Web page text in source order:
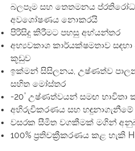
බලපෑම සහ තෙතමනය
අවශෝෂණය නොකරයි
පිරිසිදු කිරීමට පහසු අභ්යන්තර
අභ්‍යවකාශ කාර්යක්ෂමතාව
කූඩුව
ඉක්මන් සිසිලනය, උෂ්ණත්ව
සහිත මෝස්තර
-20˚ උෂ්ණත්වයන් සමඟ භාවිතා
අභිරුචිකරණය සහ
වසරක සීමිත වගකීමක් මගින්
100% ප්‍රතිචක්‍රීකරණය කළ හැකි